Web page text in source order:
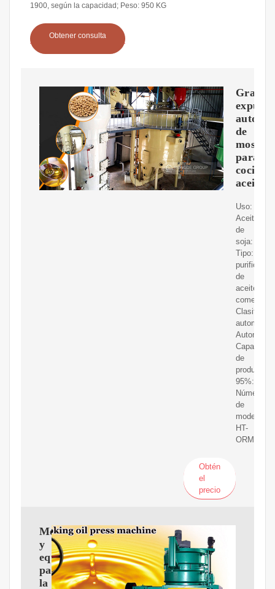
1900, según la capacidad; Peso: 950 KG
Obtener consulta
Gran
de
para
cocinar
aceite
Uso:
Aceite
de
soja:
Tipo:
purificador
de
aceite
Capacidad
de
95%:
Número
de
modelo:
HT-
ORM
Obtén
el
precio
Métodos
y
equipos
para
la